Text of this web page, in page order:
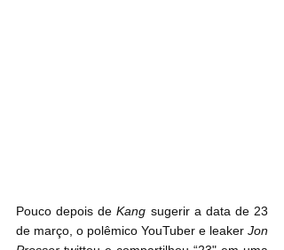
Pouco depois de Kang sugerir a data de 23
de março, o polêmico YouTuber e leaker Jon